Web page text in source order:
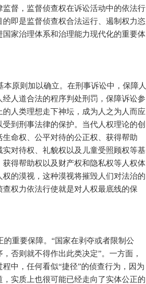
督，监督侦查权在诉讼活动中的依法行
即是监督侦查权合法运行、遏制权力恣
家治理体系和治理能力现代化的重要体
原则加以确立。在刑事诉讼中，保障人
人道合法的程序判处刑罚，保障诉讼参
人类理想走下神坛，成为人之为人而应
到刑事法律的保护。当代人权理论的创
命权、公平对待的公正权、获得帮助
对待权、礼貌权以及儿童受照顾权等基
得帮助权以及财产权和隐私权等人权体
的漠视，这种漠视将摧毁人们对法治的
权力依法行使就是对人权最底线的保
重要保障。“国家在剥夺或者限制公
否则就不得作出此类决定”。一方面，
中，任何看似“捷径”的侦查行为，因为
实质上也很可能已经走向了实体公正的